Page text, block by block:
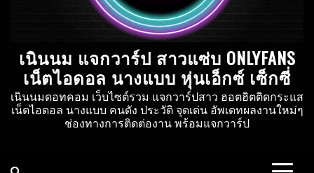
เนินนม แจกวาร์ป สาวแซ่บ ONLYFANS
เน็ตไอดอล นางแบบ หุ่นเอ็กซ์ เซ็กซี่
เนินนมดอทคอม เว็บไซต์รวม แจกวาร์ปสาว ฮอตฮิตติดกระแส
เน็ตไอดอล นางแบบ คนดัง ประวัติ จุดเด่น อัพเดทผลงานใหม่ๆ
ช่องทางการติดต่องาน พร้อมแจกวาร์ป